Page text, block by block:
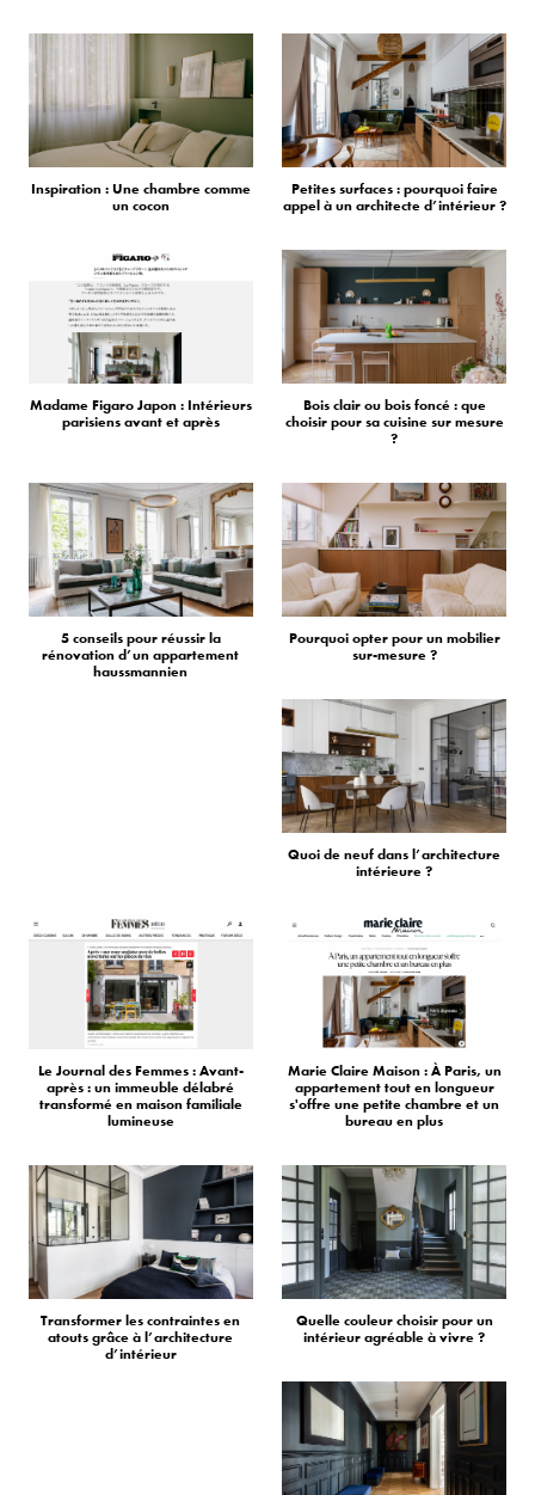
Inspiration : Une chambre comme
un cocon
Petites surfaces : pourquoi faire
appel à un architecte d’intérieur ?
Madame Figaro Japon : Intérieurs
parisiens avant et après
Bois clair ou bois foncé : que
choisir pour sa cuisine sur mesure
?
5 conseils pour réussir la
rénovation d’un appartement
haussmannien
Pourquoi opter pour un mobilier
sur-mesure ?
Quoi de neuf dans l’architecture
intérieure ?
Le Journal des Femmes : Avant-
après : un immeuble délabré
transformé en maison familiale
lumineuse
Marie Claire Maison : À Paris, un
appartement tout en longueur
s'offre une petite chambre et un
bureau en plus
Transformer les contraintes en
atouts grâce à l’architecture
d’intérieur
Quelle couleur choisir pour un
intérieur agréable à vivre ?